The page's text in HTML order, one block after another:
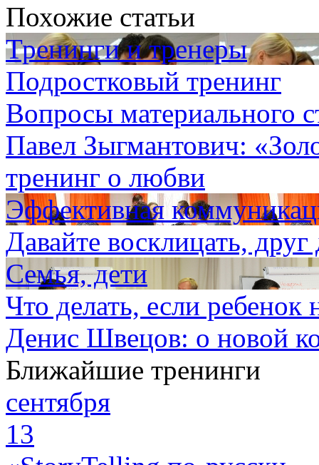
Похожие статьи
Тренинги и тренеры
Подростковый тренинг
Вопросы материального
Павел Зыгмантович:
тренинг о любви
Эффективная
Давайте восклицать,
Семья, дети
Что делать, если ребенок
Денис Швецов: о новой
Ближайшие тренинги
сентября
13